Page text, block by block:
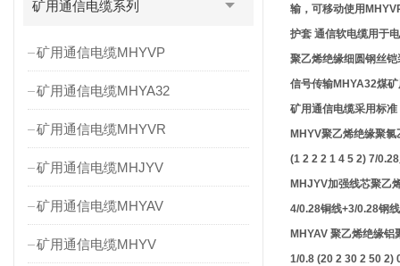
矿用通信电缆系列
矿用通信电缆MHYVP
矿用通信电缆MHYA32
矿用通信电缆MHYVR
矿用通信电缆MHJYV
矿用通信电缆MHYAV
矿用通信电缆MHYV
输，可移动使用
护套 通信软电缆用于
聚乙烯绝缘细圆钢丝
信号传输MHYA32煤
矿用通信电缆采用标
MHYV聚乙烯绝缘聚
(1 2 2 2 1 4 5 2) 7/
MHJYV加强线芯聚乙
4/0.28铜线+3/0.28钢
MHYAV 聚乙烯绝缘
1/0.8 (20 2 30 2 50 2)